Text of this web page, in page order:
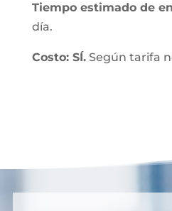
Tiempo estimado de
día.
Costo: SÍ.Según tarifa